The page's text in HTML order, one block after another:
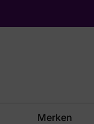
Merken